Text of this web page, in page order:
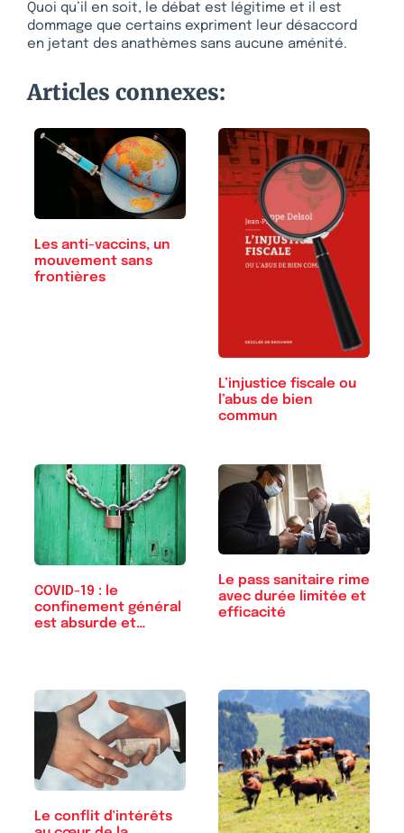
Quoi qu’il en soit, le débat est légitime et il est
dommage que certains expriment leur désaccord
en jetant des anathèmes sans aucune aménité.
Articles connexes:
Les anti-vaccins, un
mouvement sans
frontières
L’injustice fiscale ou
l’abus de bien
commun
COVID-19 : le
confinement général
est absurde et
Le pass sanitaire rime
avec durée limitée et
efficacité
Le conflit d'intérêts